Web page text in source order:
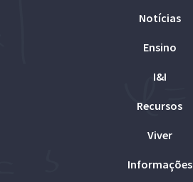
Notícias
Ensino
I&I
Recursos
Viver
Informações